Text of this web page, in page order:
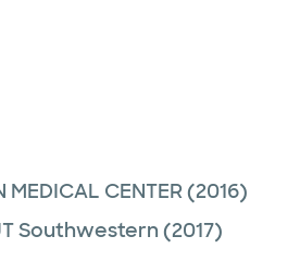
MEDICAL CENTER (2016)
Southwestern (2017)